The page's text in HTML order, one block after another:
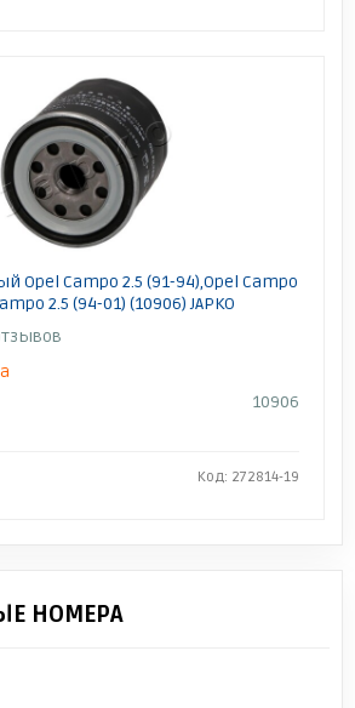
Opel Campo 2.5 (91-94),Opel Campo
2.5 (94-01) (10906) JAPKO
10906
Код: 272814-19
НОМЕРА